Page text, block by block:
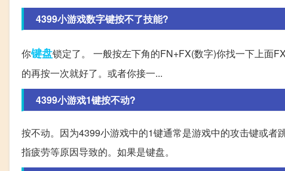
4399小游戏数字键按不了技能?
你键盘锁定了。 一般按左下角的FN+FX(数字)你找一下上面
的再按一次就好了。或者你接一...
4399小游戏1键按不动?
按不动。因为4399小游戏中的1键通常是游戏中的攻击键或
指疲劳等原因导致的。如果是键盘。